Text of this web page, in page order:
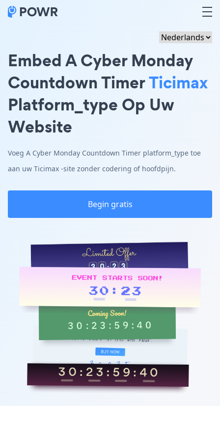
Embed A Cyber Monday
Countdown TimerTicimax
Platform_type Op Uw
Website
Voeg A Cyber Monday Countdown Timer platform_type toe
aan uw Ticimax -site zonder codering of hoofdpijn.
Begin gratis